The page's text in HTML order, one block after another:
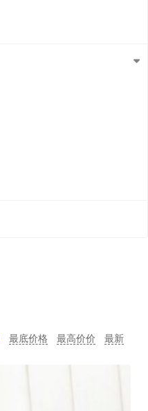
最底价格 最高价价 最新